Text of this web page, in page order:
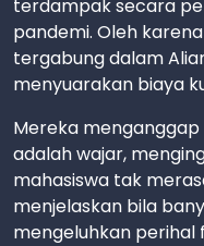
terdampak secara
pandemi. Oleh
tergabung dalam
menyuarakan biaya
Mereka
adalah wajar,
mahasiswa tak
menjelaskan bila
mengeluhkan perihal